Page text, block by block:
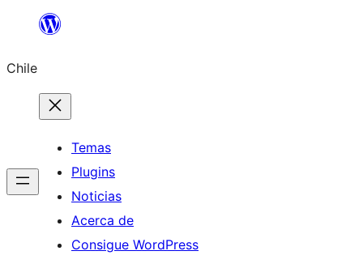
Saltar
contenido
Chile
Temas
Plugins
Noticias
Acerca de
Consigue WordPress